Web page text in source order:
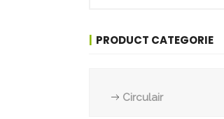
PRODUCT CATEGORIE
Circulair